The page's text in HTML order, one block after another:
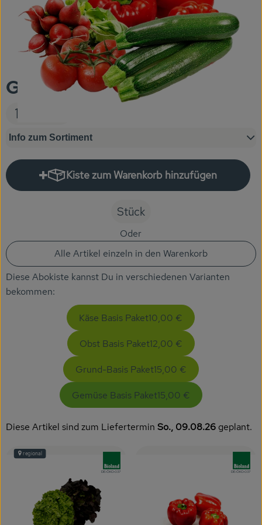
KARUSSELLE
Gutes aus Höhenberg
Einfach Bio
Obst & Gemüse
Kühlregal
Feinkost
Naturkost
Getränke
Naturkosmetik
Dr. Hauschka - Wala
Gedrucktes
Trinkgeld & Spenden
Service
B2B
Gemüse Basis Paket
15,00 €
Info zum Sortiment
Kiste zum Warenkorb hinzufügen
Kiste zum Warenkorb
Stück
Oder
Alle Artikel einzeln in den Warenkorb
Diese Abokiste kannst Du in verschiedenen Varianten
bekommen:
Käse Basis Paket10,00 €
Obst Basis Paket12,00 €
Grund-Basis Paket15,00 €
Gemüse Basis Paket15,00 €
Diese Artikel sind zum Liefertermin So., 09.08.26 geplant.
, Kontrollstelle:
DE-ÖKO-037
regional
, Kontrollstelle:
DE-ÖKO-037